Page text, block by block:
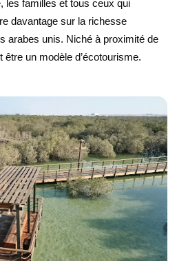
les familles et tous ceux qui
davantage sur la richesse
arabes unis. Niché à proximité de
un modèle d’écotourisme.